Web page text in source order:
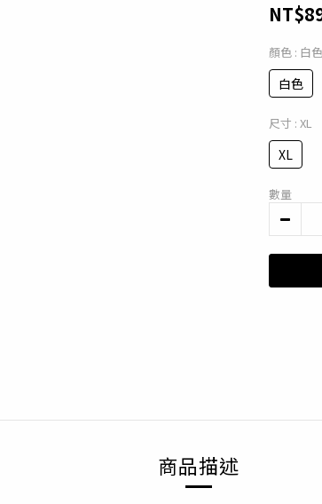
顏色 : 白色
白色
尺寸 : XL
XL
數量
商品描述